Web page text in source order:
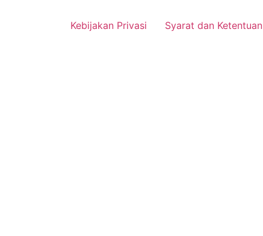
Kebijakan Privasi Syarat dan Ketentuan